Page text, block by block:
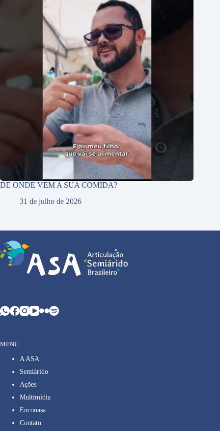
DE ONDE VEM A SUA COMIDA?
31 de julho de 2026
MENU
A ASA
Semiárido
Ações
Multimídia
Enconasa
Contato